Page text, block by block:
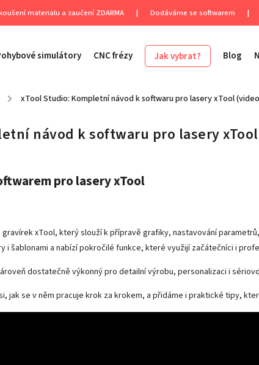
materialu a zaučení ZDARMA | Dodáváme se softwarem |
simulátory CNC frézy Jak vybrat? Blog
/ xTool Studio: Kompletní návod k softwaru pro lasery xTool
návod k softwaru pro lasery
pro lasery xTool
xTool, který slouží k přípravě grafiky, nastavování
šablonami a nabízí pokročilé funkce, které využijí začátečníci i
dostatečně výkonný pro detailní výrobu, personalizaci i
jak se v něm pracuje krok za krokem, a přidáme i praktické tipy,